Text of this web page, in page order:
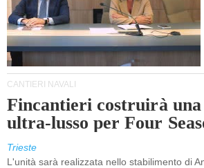
CANTIERI NAVALI
Fincantieri costruirà
ultra-lusso per Four
Trieste
L'unità sarà realizzata nello stabilimento di